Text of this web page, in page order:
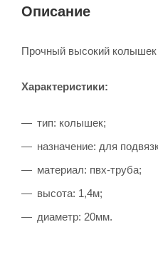
Описание
Прочный высокий колышек
Характеристики:
тип: колышек;
назначение: для
материал: пвх-труба;
высота: 1,4м;
диаметр: 20мм.